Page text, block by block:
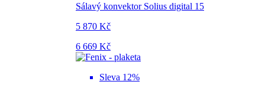
Sálavý konvektor Solius digital 15
5 870 Kč
6 669 Kč
Sleva 12%